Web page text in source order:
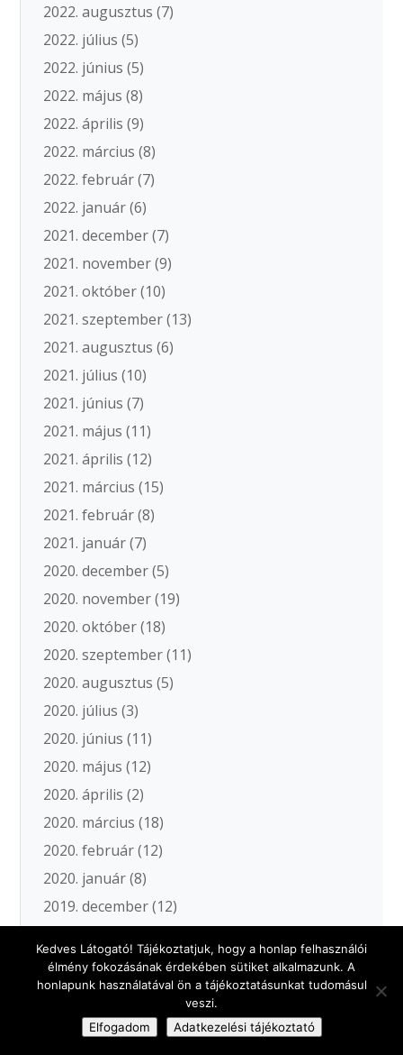
2022. augusztus (7)
2022. július (5)
2022. június (5)
2022. május (8)
2022. április (9)
2022. március (8)
2022. február(7)
2022. január(6)
2021. december(7)
2021. november(9)
2021. október(10)
2021. szeptember(13)
2021. augusztus (6)
2021. július (10)
2021. június (7)
2021. május (11)
2021. április (12)
2021. március (15)
2021. február(8)
2021. január(7)
2020. december(5)
2020. november(19)
2020. október(18)
2020. szeptember(11)
2020. augusztus (5)
2020. július (3)
2020. június (11)
2020. május (12)
2020. április (2)
2020. március (18)
2020. február(12)
2020. január(8)
2019. december(12)
2019. október(10)
2019. szeptember(13)
2019. augusztus(6)
Kedves Látogató! Tájékoztatjuk, hogy a honlap felhasználói
élmény fokozásának érdekében sütiket alkalmazunk. A
honlapunk használatával ön a tájékoztatásunkat tudomásul
veszi.
Elfogadom
Adatkezelési tájékoztató